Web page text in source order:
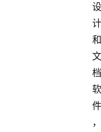
设
计
和
文
档
软
件
，